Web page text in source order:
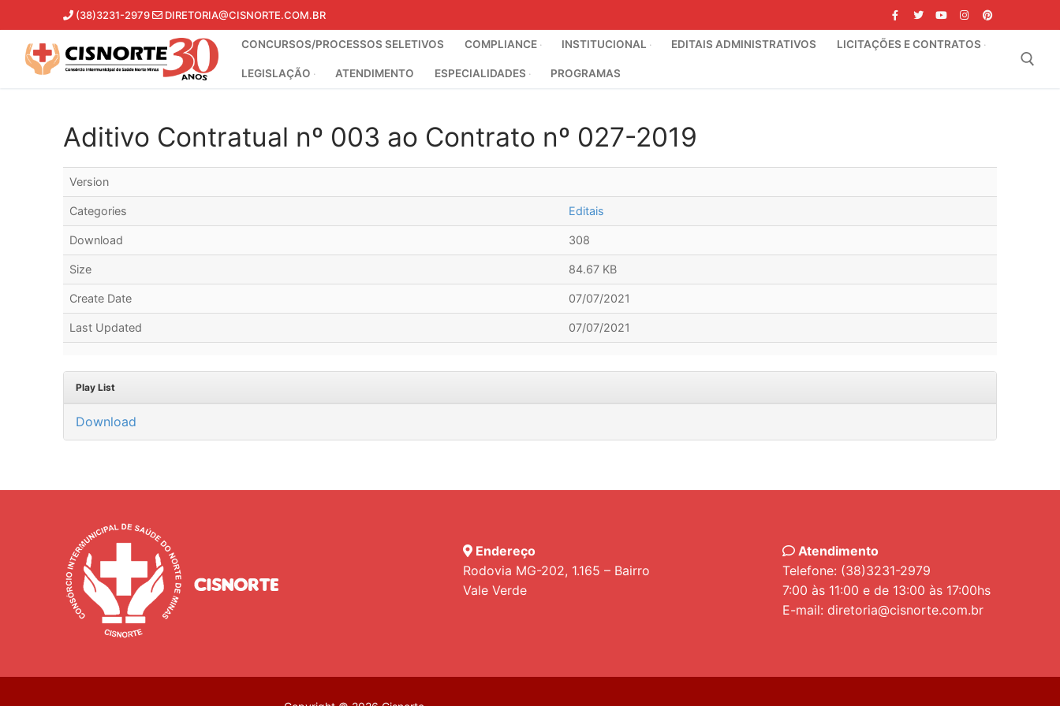
para
conteúdo
(38)3231-2979 DIRETORIA@CISNORTE.COM.BR
CONCURSOS/PROCESSOS SELETIVOS COMPLIANCE INSTITUCIONAL EDITAIS ADMINISTRATIVOS LICITAÇÕES E CONTRATOS
LEGISLAÇÃO ATENDIMENTO ESPECIALIDADES PROGRAMAS
Aditivo Contratual nº 003 ao Contrato nº 027-2019
Version
Categories Editais
Download 308
Size 84.67 KB
Create Date 07/07/2021
Last Updated 07/07/2021
Play List
Download
Endereço
Rodovia MG-202, 1.165 – Bairro
Vale Verde
Atendimento
Telefone: (38)3231-2979
7:00 às 11:00 e de 13:00 às 17:00hs
E-mail: diretoria@cisnorte.com.br